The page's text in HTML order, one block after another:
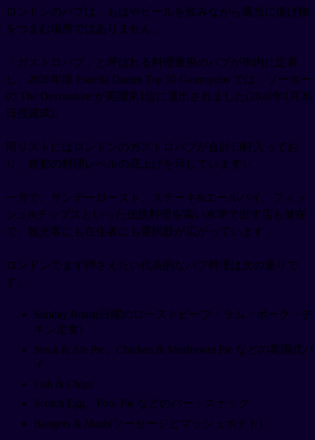
ロンドンのパブは、もはやビールを飲みながら適当に揚げ物
をつまむ場所ではありません。
「ガストロパブ」と呼ばれる料理重視のパブが市内に定着
し、2026年版 Estrella Damm Top 50 Gastropubs では、ソーホー
の The Devonshire が英国第1位に選出されました(2026年1月26
日授賞式)。
同リストにはロンドンのガストロパブが合計13軒入ってお
り、首都の料理レベルの底上げを示しています✨
一方で、サンデーロースト、ステーキ&エールパイ、フィッ
シュ&チップスといった伝統料理を高い水準で出す店も健在
で、観光客にも在住者にも選択肢が広がっています。
ロンドンでまず押さえたい代表的なパブ料理は次の通りで
す。
Sunday Roast(日曜のローストビーフ・ラム・ポーク・チ
キン定食)
Steak & Ale Pie、Chicken & Mushroom Pie などの英国式パ
イ
Fish & Chips
Scotch Egg、Pork Pie などのバー・スナック
Bangers & Mash(ソーセージとマッシュポテト)